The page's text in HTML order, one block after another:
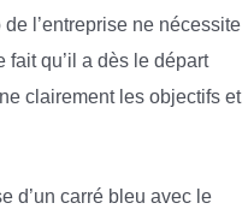
l’entreprise ne nécessite
qu’il a dès le départ
clairement les objectifs et
d’un carré bleu avec le